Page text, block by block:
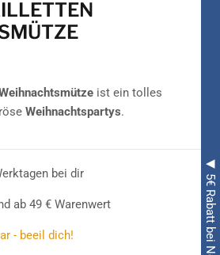
ist ein tolles
Weihnachtspartys.
bei dir
ab 49 € Warenwert
- beeil dich!